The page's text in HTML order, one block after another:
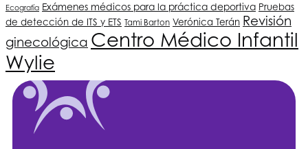
Ecografía Exámenes médicos para la práctica deportiva Pruebas
de detección de ITS y ETS Tami Barton Verónica Terán Revisión
ginecológica Centro Médico Infantil
Wylie